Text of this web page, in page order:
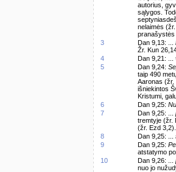
autorius,
sąlygos.
nelaimės
pranašystės
3
Dan 9,13: ...
Žr. Kun
4
Dan 9,21: ...
5
Dan 9,24:
taip 490
Aaronas (žr.
išniekintos
Kristumi,
6
Dan 9,25:
7
Dan 9,25: ...
tremtyje (žr.
(žr. Ezd 3,2).
8
Dan 9,25: ...
9
Dan 9,25:
atstatymo
10
Dan 9,26: ...
nuo jo